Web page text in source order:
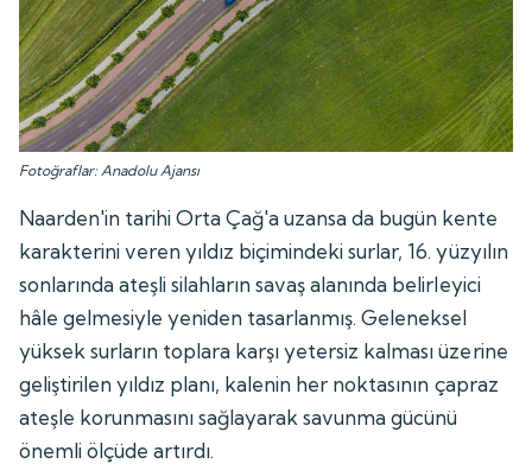
Fotoğraflar: Anadolu Ajansı
Naarden'in tarihi Orta Çağ'a uzansa da bugün kente
karakterini veren yıldız biçimindeki surlar, 16. yüzyılın
sonlarında ateşli silahların savaş alanında belirleyici
hâle gelmesiyle yeniden tasarlanmış. Geleneksel
yüksek surların toplara karşı yetersiz kalması üzerine
geliştirilen yıldız planı, kalenin her noktasının çapraz
ateşle korunmasını sağlayarak savunma gücünü
önemli ölçüde artırdı.